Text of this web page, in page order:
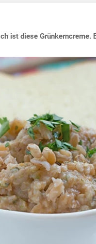
ist diese Grünkerncreme.